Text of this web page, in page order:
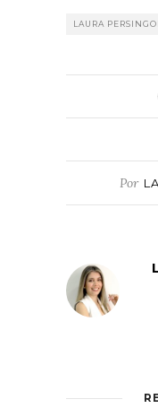
LAURA
Por